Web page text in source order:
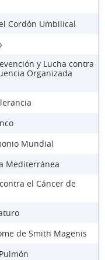
Cordón Umbilical
y Lucha contra
Organizada
Mundial
Mediterránea
el Cáncer de
de Smith Magenis